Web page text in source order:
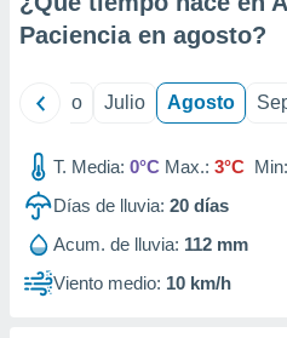
e
publicidad
publicidad
de
Paciencia en agosto?
Junio Julio Agosto
T. Media: 0°C Max.: 3°C Min:
Días de lluvia: 20 días
Acum. de lluvia: 112 mm
Viento medio: 10 km/h